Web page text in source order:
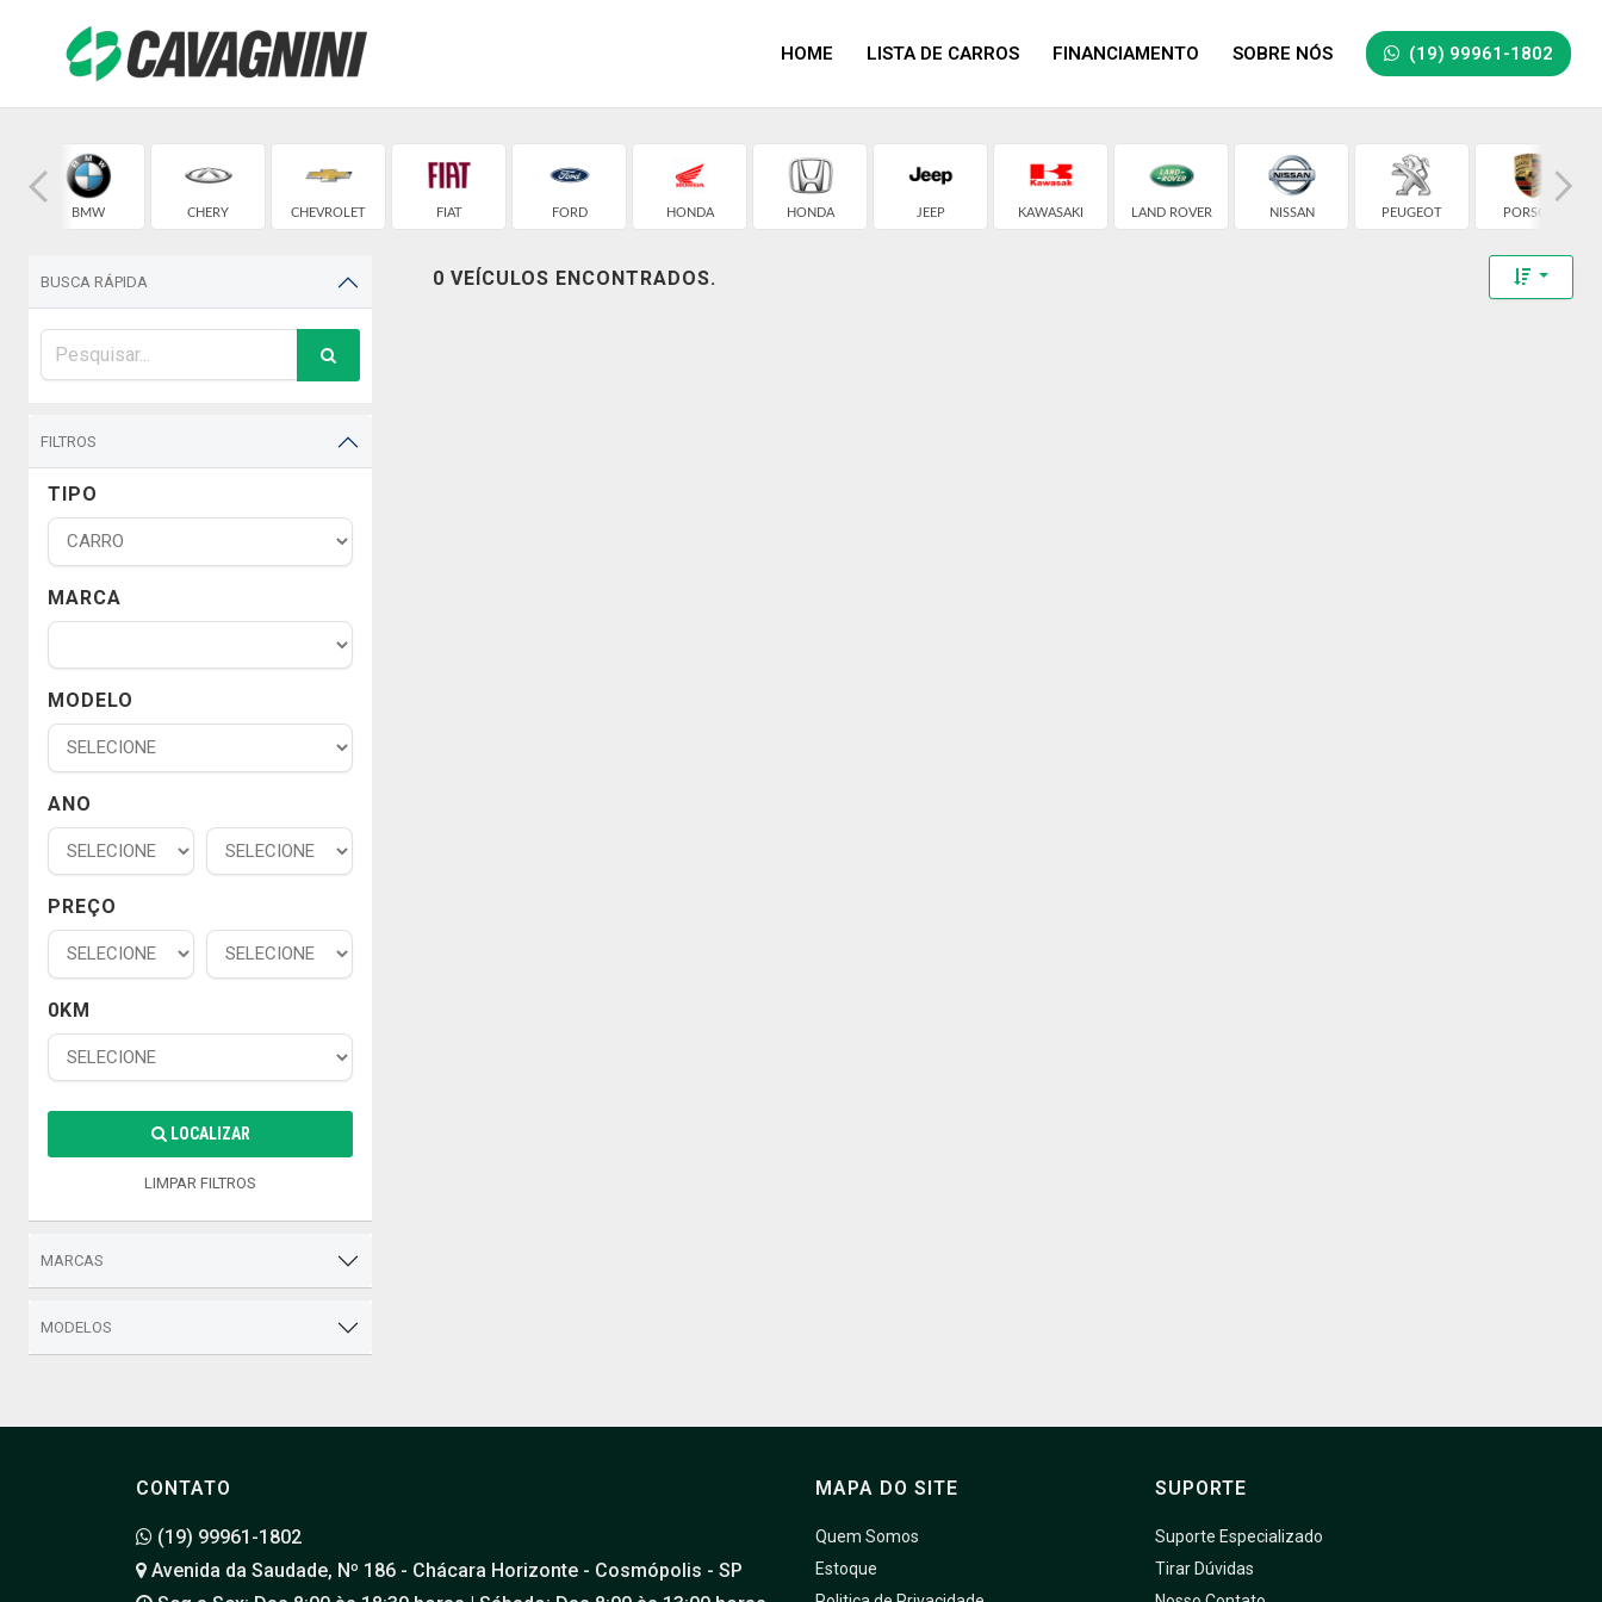
HOME LISTA DE CARROS FINANCIAMENTO SOBRE NÓS (19) 99961-1802
BMW CHERY CHEVROLET FIAT FORD HONDA HONDA JEEP KAWASAKI LAND ROVER NISSAN PEUGEOT PORSCHE
BUSCA RÁPIDA
FILTROS
TIPO
MARCA
MODELO
ANO
PREÇO
0KM
LOCALIZAR
LIMPAR FILTROS
MARCAS
MODELOS
0 VEÍCULOS ENCONTRADOS. Toggle
CONTATO
(19) 99961-1802
Avenida da Saudade, Nº 186 - Chácara Horizonte - Cosmópolis - SP
MAPA DO SITE
Quem Somos
Estoque
SUPORTE
Suporte Especializado
Tirar Dúvidas